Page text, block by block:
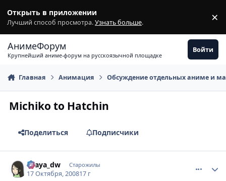
Открыть в приложении
Лучший способ просмотра.Узнать больше. ×
АнимеФорум
Крупнейший аниме-форум на русскоязычной площадке
Войти
Главная Анимация Обсуждение отдельных аниме и
Michiko to Hatchin
Поделиться Подписчики
Ellaya_dw Старожилы
17 Октября, 200817 г